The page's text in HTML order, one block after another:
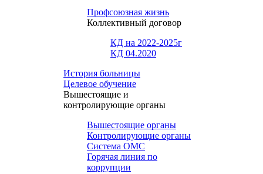
Профсоюзная жизнь
Коллективный договор
КД на 2022-2025г
КД 04.2020
История больницы
Целевое обучение
Вышестоящие и
контролирующие органы
Вышестоящие органы
Контролирующие органы
Система ОМС
Горячая линия по
коррупции